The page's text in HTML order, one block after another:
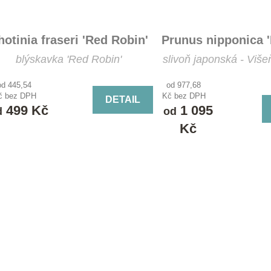
fraseri 'Red Robin'
blýskavka 'Red Robin'
445,54
bez DPH
499 Kč
DETAIL
Prunus nipponica
slivoň japonská -
od 977,68
Kč bez DPH
od 1 095
Kč